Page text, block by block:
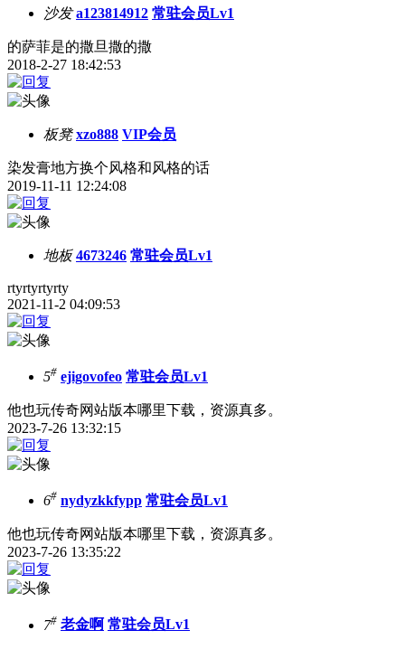
沙发 a123814912 常驻会员Lv1
的萨菲是的撒旦撒的撒
2018-2-27 18:42:53
板凳 xzo888 VIP会员
染发膏地方换个风格和风格的话
2019-11-11 12:24:08
地板 4673246 常驻会员Lv1
rtyrtyrtyrty
2021-11-2 04:09:53
5# ejigovofeo 常驻会员Lv1
他也玩传奇网站版本哪里下载，资源真多。
2023-7-26 13:32:15
6# nydyzkkfypp 常驻会员Lv1
他也玩传奇网站版本哪里下载，资源真多。
2023-7-26 13:35:22
7# 老金啊 常驻会员Lv1